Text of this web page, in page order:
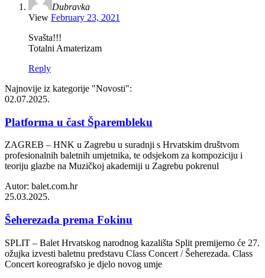
Dubravka
View February 23, 2021
Svašta!!!
Totalni Amaterizam
Reply
Najnovije iz kategorije "Novosti":
02.07.2025.
Platforma u čast Šparembleku
ZAGREB – HNK u Zagrebu u suradnji s Hrvatskim društvom
profesionalnih baletnih umjetnika, te odsjekom za kompoziciju i
teoriju glazbe na Muzičkoj akademiji u Zagrebu pokrenul
Autor: balet.com.hr
25.03.2025.
Šeherezada prema Fokinu
SPLIT – Balet Hrvatskog narodnog kazališta Split premijerno će 27.
ožujka izvesti baletnu predstavu Class Concert / Šeherezada. Class
Concert koreografsko je djelo novog umje